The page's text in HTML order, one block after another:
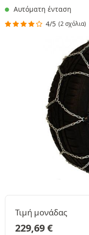
Αυτόματη ένταση
4/5 (2 σχόλια)
Τιμή μονάδας
229,69€